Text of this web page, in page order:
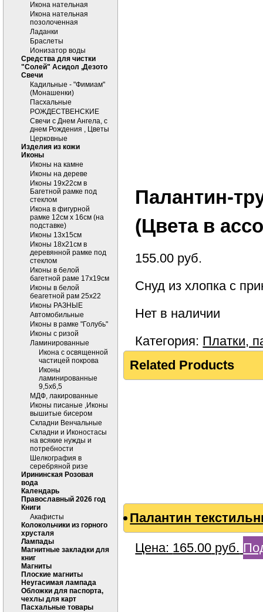
Икона нательная
Икона нательная
позолоченная
Ладанки
Браслеты
Ионизатор воды
Средства для чистки
"Солей" Асидол ,Дезото
Cвечи
Кадильные - "Фимиам"
(Монашенки)
Пасхальные
РОЖДЕСТВЕНСКИЕ
Свечи с Днем Ангела, с
днем Рождения , Цветы
Церковные
Изделия из кожи
Иконы
Иконы на камне
Иконы на дереве
Иконы 19х22см в
Багетной рамке под
стеклом
Икона в фигурной
рамке 12см х 16см (на
подставке)
Иконы 13х15см
Иконы 18х21см в
деревянной рамке под
стеклом
Иконы в белой
багетной раме 17х19см
Иконы в белой
беагетной рам 25х22
Иконы РАЗНЫЕ
Автомобильные
Иконы в рамке "Голубь"
Иконы с ризой
Ламинированные
Икона с освященной
частицей покрова
Иконы
ламинированные
9,5х6,5
МДФ, лакированные
Иконы писаные ,Иконы
вышитые бисером
Складни Венчальные
Складни и Иконостасы
на всякие нужды и
потребности
Шелкография в
серебряной ризе
Ирининская Розовая
вода
Календарь
Православный 2026 год
Книги
Акафисты
Колокольчики из горного
хрусталя
Лампады
Магнитные закладки для
книг
Магниты
Плоские магниты
Неугасимая лампада
Обложки для паспорта,
чехлы для карт
Пасхальные товары
Палантин-
(Цвета в
155.00 руб.
Снуд из хлопка с
Нет в наличии
Категория: Платки,
Related Products
Палантин
Цена: 165.00 руб.